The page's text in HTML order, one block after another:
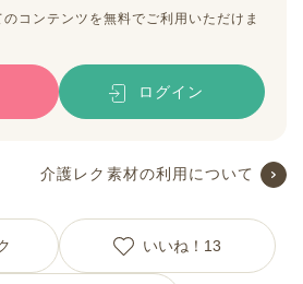
コンテンツを無料でご利用いただけま
ログイン
介護レク素材の利用について
いいね！ 13